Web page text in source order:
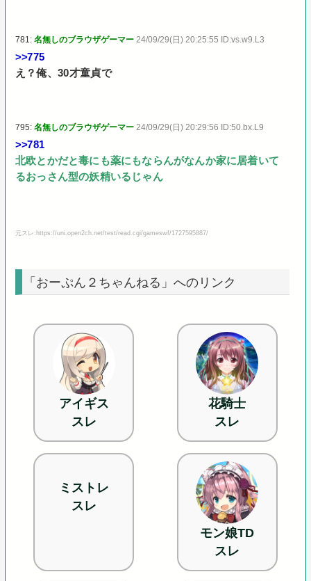
781:名無しのブラウザゲーマー 24/09/29(日) 20:25:55 ID:vs.w9.L3
>>775
え？俺、30才童貞で
795:名無しのブラウザゲーマー 24/09/29(日) 20:29:56 ID:50.bx.L9
>>781
北欧とかだと毒にも薬にもならんがなんか家に居着いて
るおっさん型の妖精いるじゃん
元スレ:https://uni.open2ch.net/test/read.cgi/gameswf/1727595887/
「おーぷん２ちゃんねる」へのリンク
アイギス
スレ
花騎士
スレ
ミストレ
スレ
モン娘TD
スレ